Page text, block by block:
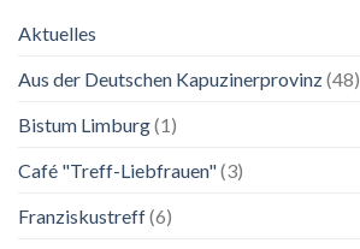
Ausstellung
Aktuelles
Aus der Deutschen Kapuzinerprovinz(48)
Bistum Limburg(1)
Café "Treff-Liebfrauen"(3)
Franziskustreff(6)